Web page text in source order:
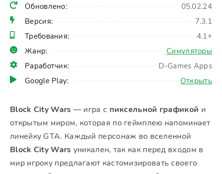
Обновлено:
05.02.24
Версия:
7.3.1
Требования:
4.1+
Жанр:
Симуляторы
Раработчик:
D-Games Apps
Google Play:
Открыть
Block City Wars — игра с пиксельной графикой и
открытым миром, которая по геймплею напоминает
линейку GTA. Каждый персонаж во вселенной
Block City Wars уникален, так как перед входом в
мир игроку предлагают кастомизировать своего